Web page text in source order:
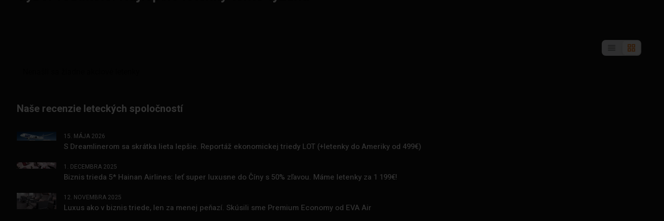
Naše recenzie leteckých spoločností
15. MÁJA 2026
S Dreamlinerom sa skrátka lieta lepšie. Reportáž ekonomickej triedy LOT (+letenky do Ameriky od 499€)
1. DECEMBRA 2025
Biznis trieda 5* Hainan Airlines: leť super luxusne do Číny s 50% zľavou. Máme letenky za 1 199€!
12. NOVEMBRA 2025
Luxus ako v biznis triede, len za menej peňazí. Skúsili sme Premium Economy od EVA Air